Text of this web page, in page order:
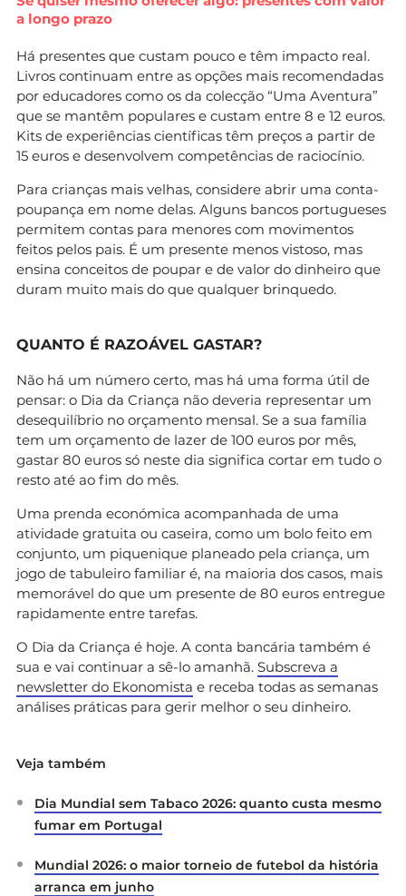
a longo prazo
Há presentes que custam pouco e têm impacto real.
Livros continuam entre as opções mais recomendadas
por educadores como os da colecção “Uma Aventura”
que se mantêm populares e custam entre 8 e 12 euros.
Kits de experiências científicas têm preços a partir de
15 euros e desenvolvem competências de raciocínio.
Para crianças mais velhas, considere abrir uma conta-
poupança em nome delas. Alguns bancos portugueses
permitem contas para menores com movimentos
feitos pelos pais. É um presente menos vistoso, mas
ensina conceitos de poupar e de valor do dinheiro que
duram muito mais do que qualquer brinquedo.
QUANTO É RAZOÁVEL GASTAR?
Não há um número certo, mas há uma forma útil de
pensar: o Dia da Criança não deveria representar um
desequilíbrio no orçamento mensal. Se a sua família
tem um orçamento de lazer de 100 euros por mês,
gastar 80 euros só neste dia significa cortar em tudo o
resto até ao fim do mês.
Uma prenda económica acompanhada de uma
atividade gratuita ou caseira, como um bolo feito em
conjunto, um piquenique planeado pela criança, um
jogo de tabuleiro familiar é, na maioria dos casos, mais
memorável do que um presente de 80 euros entregue
rapidamente entre tarefas.
O Dia da Criança é hoje. A conta bancária também é
sua e vai continuar a sê-lo amanhã. Subscreva a
newsletter do Ekonomista e receba todas as semanas
análises práticas para gerir melhor o seu dinheiro.
Veja também
Dia Mundial sem Tabaco 2026: quanto custa mesmo
fumar em Portugal
Mundial 2026: o maior torneio de futebol da história
arranca em junho